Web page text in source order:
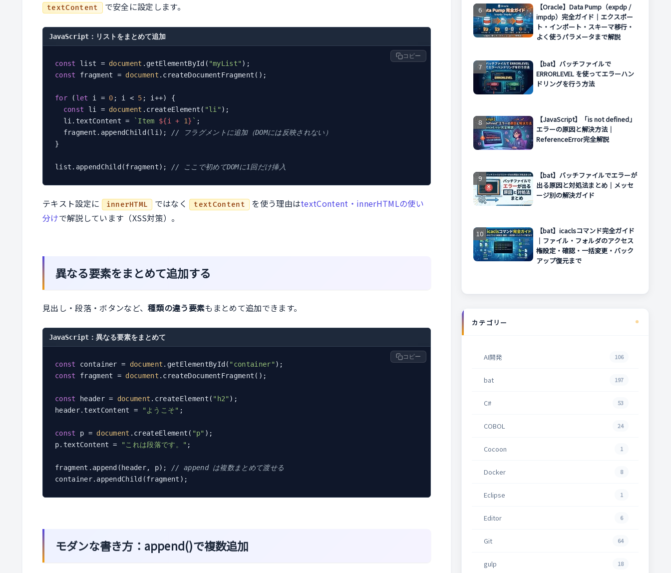
textContent で安全に設定します。
JavaScript：リストをまとめて追加
const list = document .getElementById( "myList"
const
fragment = document .createDocumentFragment();
for ( let i = 0 ; i < 5 ; i++) {
const li = document .createElement( "li" );
  li.textContent =
`Item ${i + 1} ` ;
  fragment.appendChild(li);
// フラグメントに追加（DOMには反映されない）
}
list.appendChild(fragment); // ここで初めてDOMに1回だけ挿入
コピー
テキスト設定に innerHTML ではなく textContent を使う理由はtextContent・innerHTMLの使い
分けで解説しています（XSS対策）。
異なる要素をまとめて追加する
見出し・段落・ボタンなど、種類の違う要素もまとめて追加できます。
JavaScript：異なる要素をまとめて
const container = document .getElementById( "container"
const
fragment = document .createDocumentFragment();
const header = document .createElement( "h2" );
header.textContent =
"ようこそ" ;
const p = document .createElement( "p" );
p.textContent =
"これは段落です。" ;
fragment.append(header, p); // append は複数まとめて渡せる
container.appendChild(fragment);
コピー
モダンな書き方：append()で複数追加
【Oracle】Data Pump（expdp /
impdp）完全ガイド｜エクスポー
ト・インポート・スキーマ移行・
よく使うパラメータまで解説
【bat】バッチファイルで
ERRORLEVEL を使ってエラーハン
ドリングを行う方法
【JavaScript】「is not defined」
エラーの原因と解決方法｜
ReferenceError完全解説
【bat】バッチファイルでエラーが
出る原因と対処法まとめ｜メッセ
ージ別の解決ガイド
【bat】icaclsコマンド完全ガイド
｜ファイル・フォルダのアクセス
権設定・確認・一括変更・バック
アップ復元まで
カテゴリー
AI開発 106
bat 197
C# 53
COBOL 24
Cocoon 1
Docker 8
Eclipse 1
Editor 6
Git 64
gulp 18